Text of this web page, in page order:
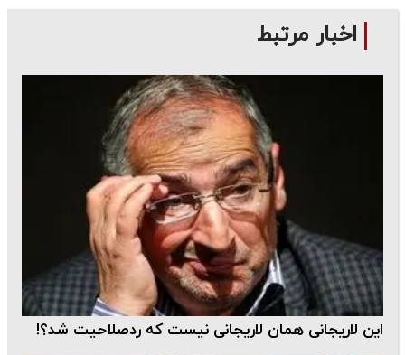
اخبار مرتبط
این لاریجانی همان لاریجانی نیست که ردصلاحیت شد؟!